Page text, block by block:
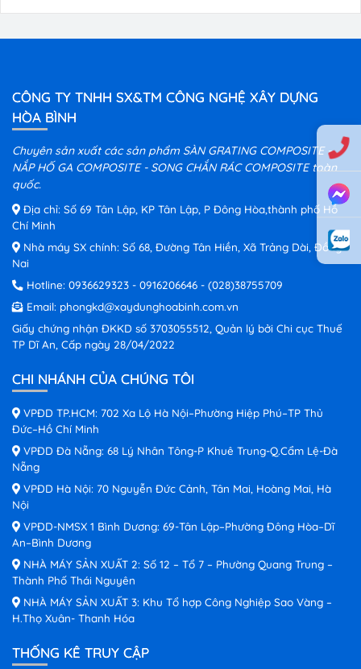
CÔNG TY TNHH SX&TM CÔNG NGHỆ XÂY DỰNG
HÒA BÌNH
Chuyên sản xuất các sản phẩm SÀN GRATING COMPOSITE -
NẮP HỐ GA COMPOSITE - SONG CHẮN RÁC COMPOSITE toàn
quốc.
Địa chỉ: Số 69 Tân Lập, KP Tân Lập, P Đông Hòa,thành phố Hồ
Chí Minh
Nhà máy SX chính: Số 68, Đường Tân Hiền, Xã Trảng Dài, Đồng
Nai
Hotline: 0936629323 - 0916206646 - (028)38755709
Email: phongkd@xaydunghoabinh.com.vn
Giấy chứng nhận ĐKKD số 3703055512, Quản lý bởi Chi cục Thuế
TP Dĩ An, Cấp ngày 28/04/2022
CHI NHÁNH CỦA CHÚNG TÔI
VPĐD TP.HCM: 702 Xa Lộ Hà Nội–Phường Hiệp Phú–TP Thủ
Đức–Hồ Chí Minh
VPĐD Đà Nẵng: 68 Lý Nhân Tông-P Khuê Trung-Q.Cẩm Lệ-Đà
Nẵng
VPĐD Hà Nội: 70 Nguyễn Đức Cảnh, Tân Mai, Hoàng Mai, Hà
Nội
VPĐD-NMSX 1 Bình Dương: 69-Tân Lập–Phường Đông Hòa–Dĩ
An–Bình Dương
NHÀ MÁY SẢN XUẤT 2: Số 12 – Tổ 7 – Phường Quang Trung –
Thành Phố Thái Nguyên
NHÀ MÁY SẢN XUẤT 3: Khu Tổ hợp Công Nghiệp Sao Vàng –
H.Thọ Xuân- Thanh Hóa
THỐNG KÊ TRUY CẬP